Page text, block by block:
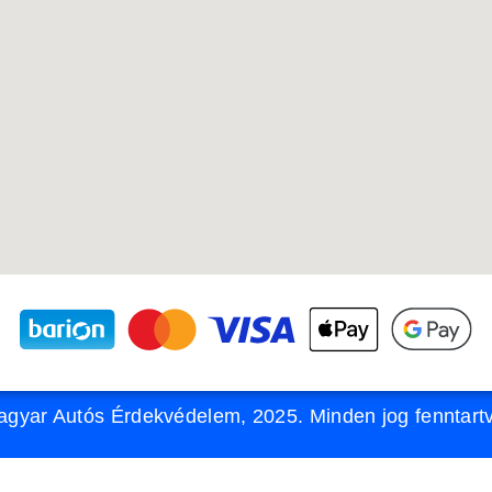
Autós Érdekvédelem, 2025. Minden jog